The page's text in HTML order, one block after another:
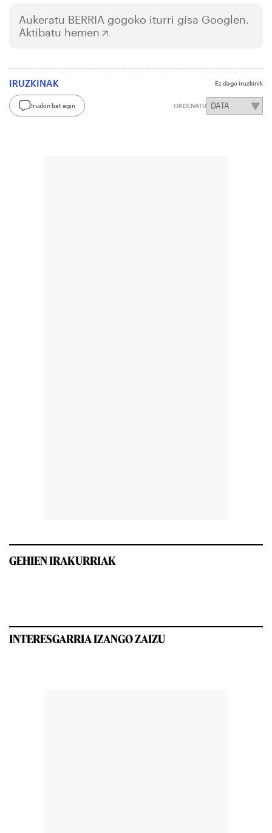
Aukeratu BERRIA gogoko iturri gisa Googlen.
Aktibatu hemen
IRUZKINAK Ez dago iruzkinik
Iruzkin bat egin ORDENATU
GEHIEN IRAKURRIAK
INTERESGARRIA IZANGO ZAIZU